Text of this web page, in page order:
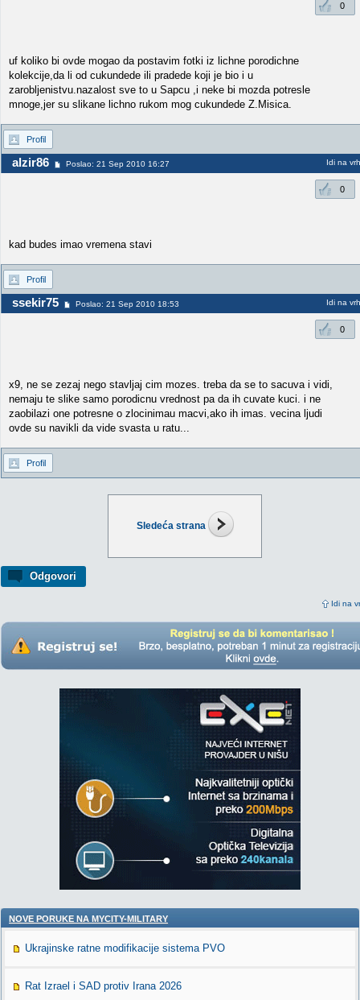
Sledeća strana
Odgovori
Idi na
0
uf koliko bi ovde mogao da postavim fotki iz lichne porodichne
kolekcije,da li od cukundede ili pradede koji je bio i u
zarobljenistvu.nazalost sve to u Sapcu ,i neke bi mozda potresle
mnoge,jer su slikane lichno rukom mog cukundede Z.Misica.
Profil
alzir86 Poslao: 21 Sep 2010 16:27 Idi na vrh
0
kad budes imao vremena stavi
Profil
ssekir75 Poslao: 21 Sep 2010 18:53 Idi na vrh
0
x9, ne se zezaj nego stavljaj cim mozes. treba da se to sacuva i vidi,
nemaju te slike samo porodicnu vrednost pa da ih cuvate kuci. i ne
zaobilazi one potresne o zlocinimau macvi,ako ih imas. vecina ljudi
ovde su navikli da vide svasta u ratu...
Profil
NOVE PORUKE NA MYCITY-MILITARY
Ukrajinske ratne modifikacije sistema PVO
Rat Izrael i SAD protiv Irana 2026